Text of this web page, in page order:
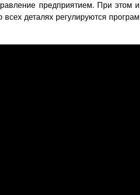
предприятием. При этом
деталях регулируются